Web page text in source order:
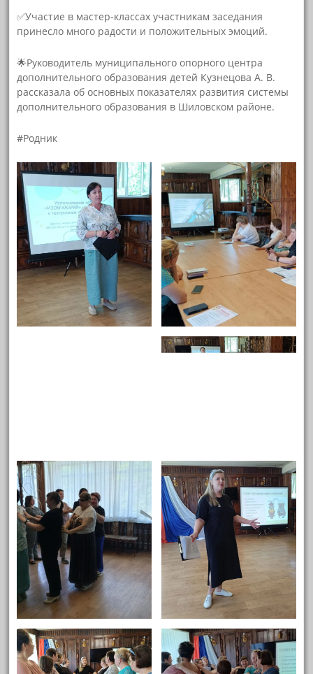
✅Участие в мастер-классах участникам заседания
принесло много радости и положительных эмоций.
🌟Руководитель муниципального опорного центра
дополнительного образования детей Кузнецова А. В.
рассказала об основных показателях развития системы
дополнительного образования в Шиловском районе.
#Родник